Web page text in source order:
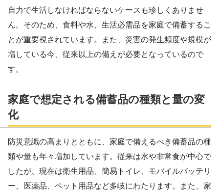
自力で生活しなければならないケースも珍しくありませ
ん。そのため、食料や水、生活必需品を家庭で備蓄するこ
とが重要視されています。また、災害の発生頻度や規模が
増している今、従来以上の備えが必要となっているので
す。
家庭で想定される備蓄品の種類と量の変
化
防災意識の高まりとともに、家庭で備えるべき備蓄品の種
類や量も年々増加しています。従来は水や非常食が中心で
したが、現在は衛生用品、簡易トイレ、モバイルバッテリ
ー、医薬品、ペット用品など多岐にわたります。また、家